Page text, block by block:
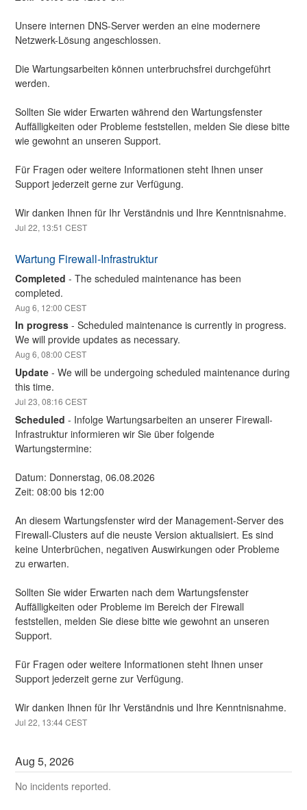
Unsere internen DNS-Server werden an eine modernere
Netzwerk-Lösung angeschlossen.
Die Wartungsarbeiten können unterbruchsfrei durchgeführt
werden.
Sollten Sie wider Erwarten während den Wartungsfenster
Auffälligkeiten oder Probleme feststellen, melden Sie diese bitte
wie gewohnt an unseren Support.
Für Fragen oder weitere Informationen steht Ihnen unser
Support jederzeit gerne zur Verfügung.
Wir danken Ihnen für Ihr Verständnis und Ihre Kenntnisnahme.
Jul22, 13:51 CEST
Wartung Firewall-Infrastruktur
Completed -The scheduled maintenance has been
completed.
Aug6, 12:00 CEST
In progress -Scheduled maintenance is currently in progress.
We will provide updates as necessary.
Aug6,08:00 CEST
Update -We will be undergoing scheduled maintenance during
this time.
Jul23,08:16 CEST
Scheduled - Infolge Wartungsarbeiten an unserer Firewall-
Infrastruktur informieren wir Sie über folgende
Wartungstermine:
Datum: Donnerstag, 06.08.2026
Zeit: 08:00 bis 12:00
An diesem Wartungsfenster wird der Management-Server des
Firewall-Clusters auf die neuste Version aktualisiert. Es sind
keine Unterbrüchen, negativen Auswirkungen oder Probleme
zu erwarten.
Sollten Sie wider Erwarten nach dem Wartungsfenster
Auffälligkeiten oder Probleme im Bereich der Firewall
feststellen, melden Sie diese bitte wie gewohnt an unseren
Support.
Für Fragen oder weitere Informationen steht Ihnen unser
Support jederzeit gerne zur Verfügung.
Wir danken Ihnen für Ihr Verständnis und Ihre Kenntnisnahme.
Jul22, 13:44CEST
Aug5,2026
No incidents reported.